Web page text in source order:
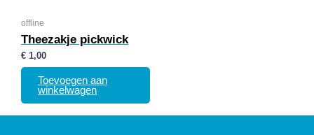
offline
Theezakje pickwick
€ 1,00
Toevoegen aan
winkelwagen